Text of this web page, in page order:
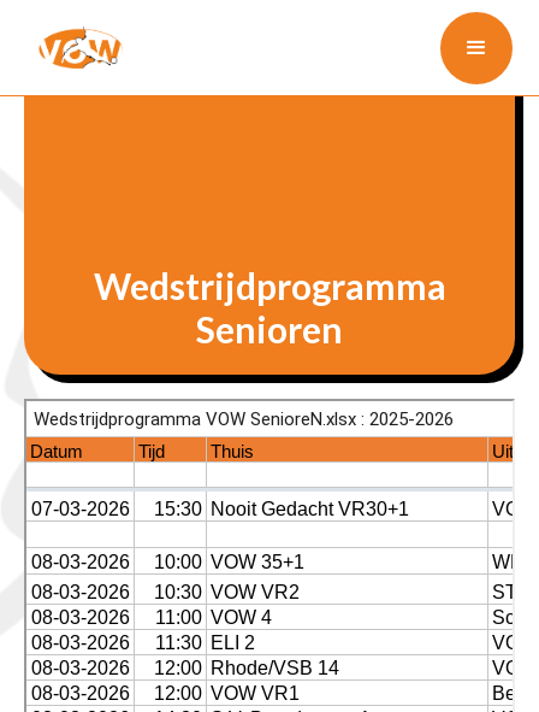
Wedstrijdprogramma
Senioren